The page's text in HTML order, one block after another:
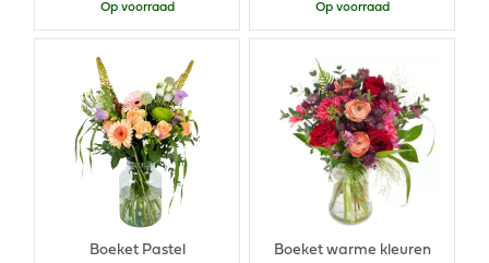
Op voorraad Op voorraad
Boeket Pastel Boeket warme kleuren